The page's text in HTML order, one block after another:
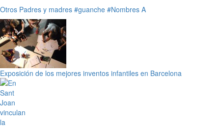
Otros Padres y madres #guanche #Nombres A
Exposición de los mejores inventos infantiles en Barcelona